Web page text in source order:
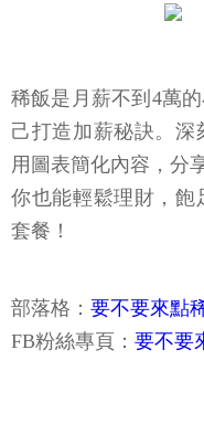
稀飯是月薪不到4萬
己打造加薪秘訣。
用圖表簡化內容，分
你也能輕鬆理財，飽
套餐！
部落格： 要不要來點
FB粉絲專頁： 要不要